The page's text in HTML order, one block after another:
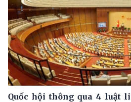
Quốc hội thông qua 4 luật